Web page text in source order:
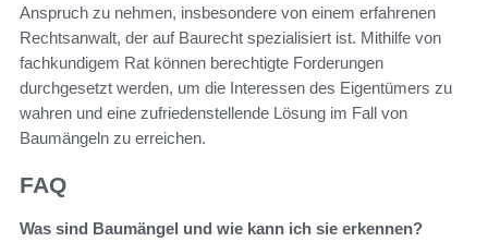
Anspruch zu nehmen, insbesondere von einem erfahrenen
Rechtsanwalt, der auf Baurecht spezialisiert ist. Mithilfe von
fachkundigem Rat können berechtigte Forderungen
durchgesetzt werden, um die Interessen des Eigentümers zu
wahren und eine zufriedenstellende Lösung im Fall von
Baumängeln zu erreichen.
FAQ
Was sind Baumängel und wie kann ich sie erkennen?